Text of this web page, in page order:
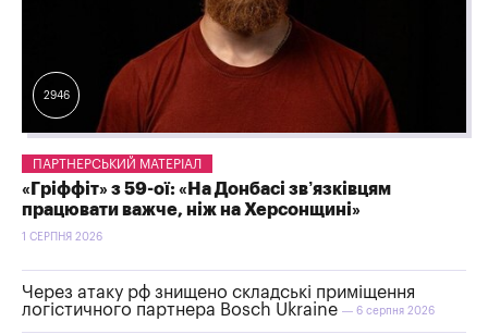
2946
ПАРТНЕРСЬКИЙ МАТЕРІАЛ
«Гріффіт» з 59-ої: «На Донбасі зв’язківцям
працювати важче, ніж на Херсонщині»
1 СЕРПНЯ 2026
Через атаку рф знищено складські приміщення
логістичного партнера Bosch Ukraine — 6 серпня 2026